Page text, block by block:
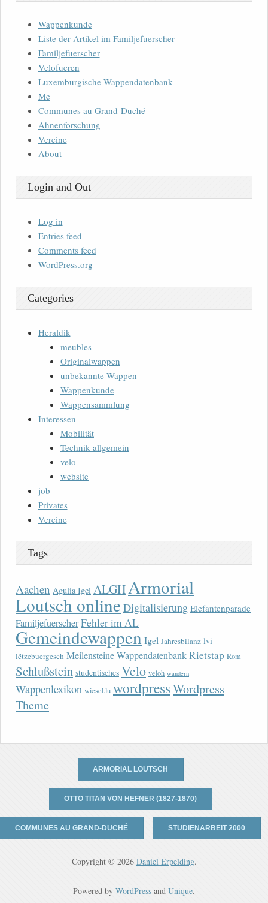
Wappenkunde
Liste der Artikel im Familjefuerscher
Familjefuerscher
Velofueren
Luxemburgische Wappendatenbank
Me
Communes au Grand-Duché
Ahnenforschung
Vereine
About
Login and Out
Log in
Entries feed
Comments feed
WordPress.org
Categories
Heraldik
meubles
Originalwappen
unbekannte Wappen
Wappenkunde
Wappensammlung
Interessen
Mobilität
Technik allgemein
velo
website
job
Privates
Vereine
Tags
Aachen Agulia Igel ALGHArmorial
Loutsch onlineDigitalisierung Elefantenparade
FamiljefuerscherFehler im AL
Gemeindewappen Igel Jahresbilanz lvi
lëtzebuergesch Meilensteine WappendatenbankRietstap Rom
Schlußstein studentisches Velo veloh wandern
Wappenlexikon wiesel.lu wordpressWordpress
Theme
ARMORIAL LOUTSCH
OTTO TITAN VON HEFNER (1827-1870)
COMMUNES AU GRAND-DUCHÉ STUDIENARBEIT 2000
Copyright © 2026 Daniel Erpelding.
Powered by WordPress and Unique.